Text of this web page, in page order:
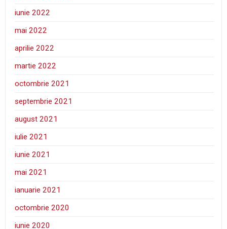
iunie 2022
mai 2022
aprilie 2022
martie 2022
octombrie 2021
septembrie 2021
august 2021
iulie 2021
iunie 2021
mai 2021
ianuarie 2021
octombrie 2020
iunie 2020